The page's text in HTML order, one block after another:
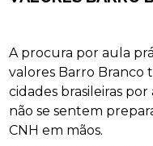
A procura por aula
valores Barro Branco
cidades brasileiras
não se sentem
CNH em mãos.